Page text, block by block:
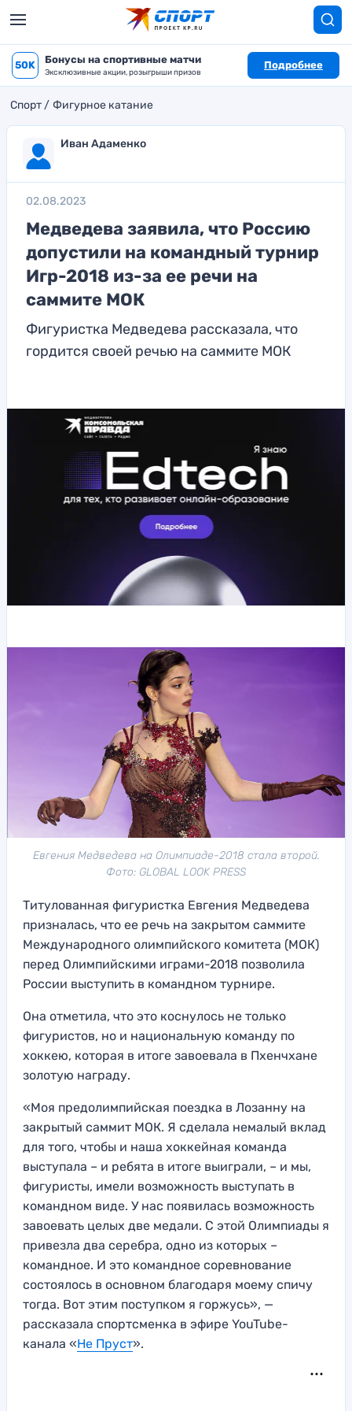
50K Бонусы на спортивные матчи
Эксклюзивные акции, розыгрыши призов
Подробнее
Спорт Фигурное катание
Иван Адаменко
02.08.2023
Медведева заявила, что Россию
допустили на командный турнир
Игр-2018 из-за ее речи на
саммите МОК
Фигуристка Медведева рассказала, что
гордится своей речью на саммите МОК
Евгения Медведева на Олимпиаде-2018 стала второй.
Фото: GLOBAL LOOK PRESS
Титулованная фигуристка Евгения Медведева
призналась, что ее речь на закрытом саммите
Международного олимпийского комитета (МОК)
перед Олимпийскими играми-2018 позволила
России выступить в командном турнире.
Она отметила, что это коснулось не только
фигуристов, но и национальную команду по
хоккею, которая в итоге завоевала в Пхенчхане
золотую награду.
«Моя предолимпийская поездка в Лозанну на
закрытый саммит МОК. Я сделала немалый вклад
для того, чтобы и наша хоккейная команда
выступала – и ребята в итоге выиграли, – и мы,
фигуристы, имели возможность выступать в
командном виде. У нас появилась возможность
завоевать целых две медали. С этой Олимпиады я
привезла два серебра, одно из которых –
командное. И это командное соревнование
состоялось в основном благодаря моему спичу
тогда. Вот этим поступком я горжусь», —
рассказала спортсменка в эфире YouTube-
канала «Не Пруст».